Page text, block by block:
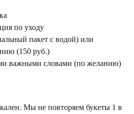
по уходу
пакет с водой) или
(150 руб.)
важными словами (по желанию)
Мы не повторяем букеты 1 в